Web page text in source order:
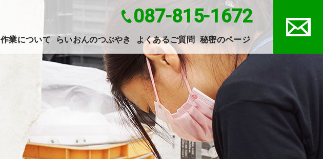
087-815-1672
作業について らいおんのつぶやき よくあるご質問 秘密のページ